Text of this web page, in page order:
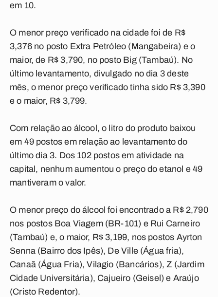
em 10.
O menor preço verificado na cidade foi de R$
3,376 no posto Extra Petróleo (Mangabeira) e o
maior, de R$ 3,790, no posto Big (Tambaú). No
último levantamento, divulgado no dia 3 deste
mês, o menor preço verificado tinha sido R$ 3,390
e o maior, R$ 3,799.
Com relação ao álcool, o litro do produto baixou
em 49 postos em relação ao levantamento do
último dia 3. Dos 102 postos em atividade na
capital, nenhum aumentou o preço do etanol e 49
mantiveram o valor.
O menor preço do álcool foi encontrado a R$ 2,790
nos postos Boa Viagem (BR-101) e Rui Carneiro
(Tambaú) e, o maior, R$ 3,199, nos postos Ayrton
Senna (Bairro dos Ipês), De Ville (Água fria),
Canaã (Água Fria), Vilagio (Bancários), Z (Jardim
Cidade Universitária), Cajueiro (Geisel) e Araújo
(Cristo Redentor).